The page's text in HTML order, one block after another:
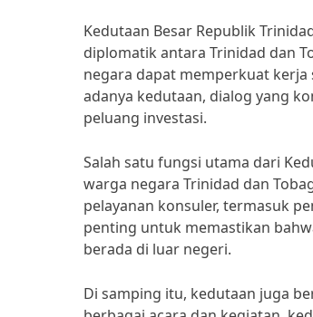
Kedutaan Besar Republik
diplomatik antara Trinidad dan
negara dapat memperkuat
adanya kedutaan, dialog yang
peluang investasi.
Salah satu fungsi utama dari
warga negara Trinidad dan
pelayanan konsuler, termasuk
penting untuk memastikan
berada di luar negeri.
Di samping itu, kedutaan juga